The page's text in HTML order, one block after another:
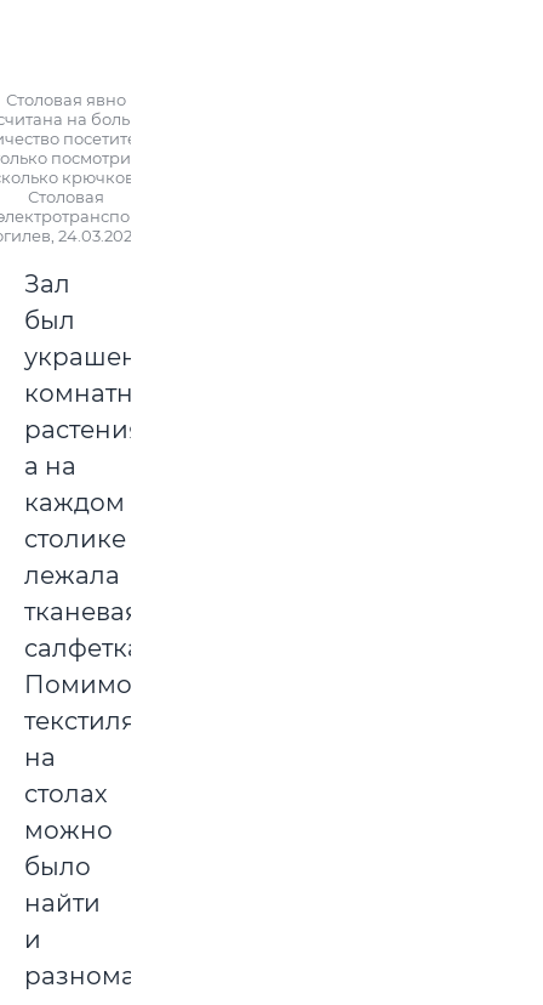
Столовая явно
на большое
посетителей
посмотрите,
крючков.
Столовая
24.03.2023 г.
Зал
был
украшен
комнатными
растениями,
а на
каждом
столике
лежала
тканевая
салфетка.
Помимо
текстиля,
на
столах
можно
было
найти
и
разномастные